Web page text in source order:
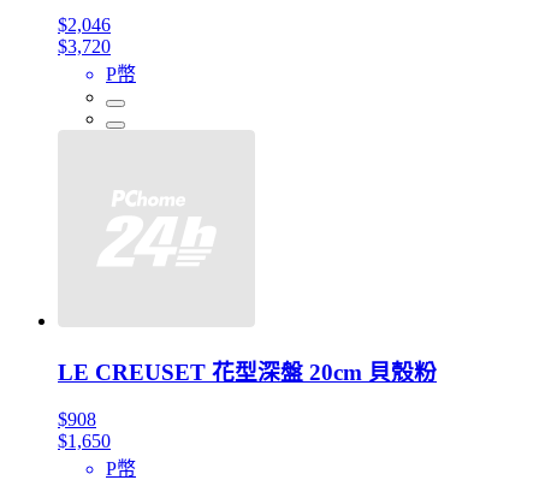
$2,046
$3,720
P幣
LE CREUSET 花型深盤 20cm 貝殼粉
$908
$1,650
P幣